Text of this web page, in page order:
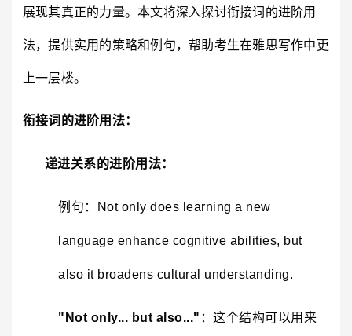
展现其真正的力量。本文将深入探讨衔接词的进阶用
法，提供实用的策略和例句，帮助考生在雅思写作中更
上一层楼。
衔接词的进阶用法：
递进关系的进阶用法：
例句：Not only does learning a new
language enhance cognitive abilities, but
also it broadens cultural understanding.
"Not only... but also..." ：这个结构可以用来